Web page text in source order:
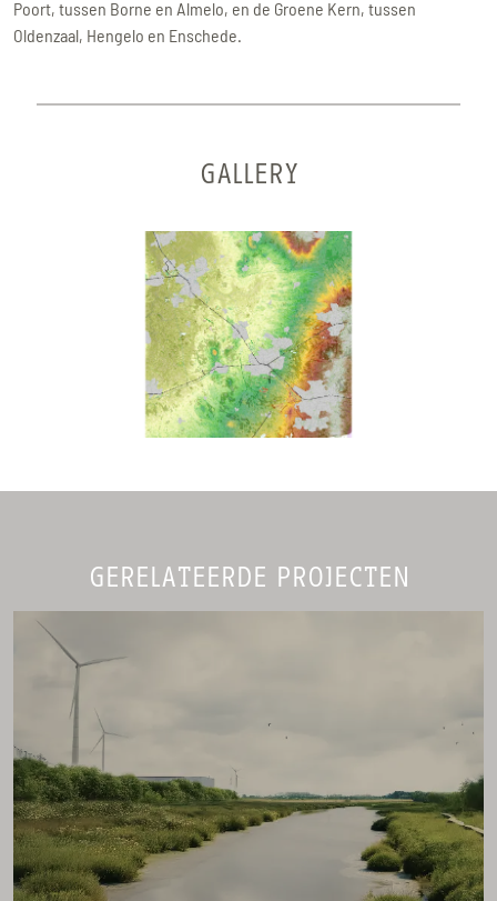
Poort, tussen Borne en Almelo, en de Groene Kern, tussen
Oldenzaal, Hengelo en Enschede.
GALLERY
GERELATEERDE PROJECTEN